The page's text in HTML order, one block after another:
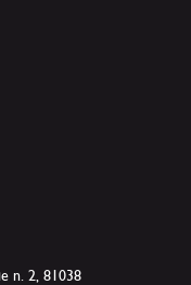
n. 2, 81038